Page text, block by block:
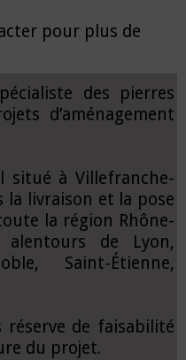
pour plus de
des pierres
d’aménagement
situé à Villefranche-
la livraison et la pose
la région Rhône-
alentours de Lyon,
Saint-Étienne,
réserve de faisabilité
du projet.